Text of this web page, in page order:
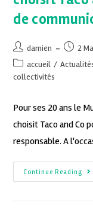
de
damien
2
accueil /
collectivités
Pour ses 20 ans le
choisit Taco and Co
responsable. A
Continue Reading